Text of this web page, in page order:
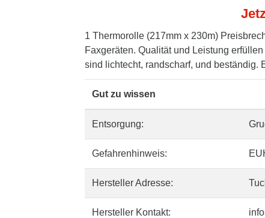
1 Thermorolle (217mm x 230m)
Faxgeräten. Qualität und Leistung
sind lichtecht, randscharf, und beständig.
Gut zu wissen
Entsorgung:
Gefahrenhinweis:
Hersteller Adresse:
Hersteller Kontakt: